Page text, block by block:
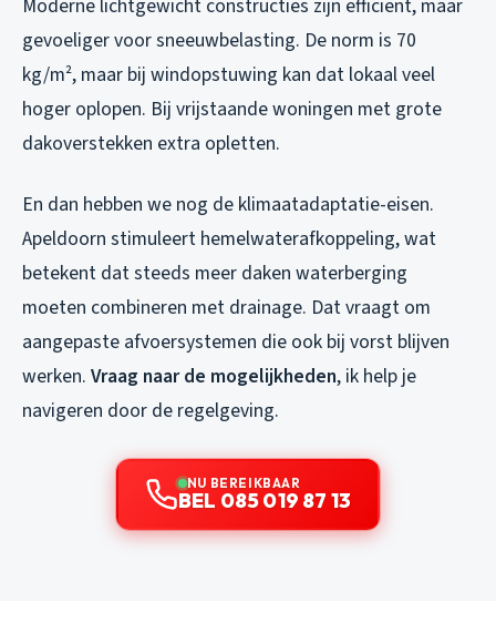
Moderne lichtgewicht constructies zijn efficiënt, maar
gevoeliger voor sneeuwbelasting. De norm is 70
kg/m², maar bij windopstuwing kan dat lokaal veel
hoger oplopen. Bij vrijstaande woningen met grote
dakoverstekken extra opletten.
En dan hebben we nog de klimaatadaptatie-eisen.
Apeldoorn stimuleert hemelwaterafkoppeling, wat
betekent dat steeds meer daken waterberging
moeten combineren met drainage. Dat vraagt om
aangepaste afvoersystemen die ook bij vorst blijven
werken. Vraag naar de mogelijkheden, ik help je
navigeren door de regelgeving.
NU BEREIKBAAR
BEL 085 019 87 13